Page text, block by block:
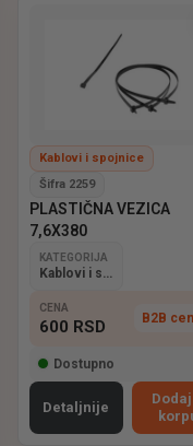
Kablovi i spojnice
Šifra 2259
PLASTIČNA VEZICA
7,6X380
KATEGORIJA
CENA
600 RSD B2B
Dostupno
Detaljnije